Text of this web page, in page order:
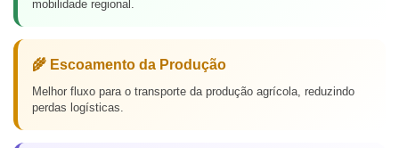
mobilidade regional.
🌾 Escoamento da Produção
Melhor fluxo para o transporte da produção agrícola, reduzindo
perdas logísticas.